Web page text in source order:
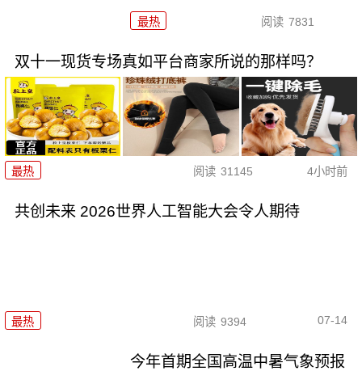
最热 阅读 7831
双十一现货专场真如平台商家所说的那样吗？
最热 阅读 31145 4小时前
共创未来 2026世界人工智能大会令人期待
最热 阅读 9394 07-14
今年首期全国高温中暑气象预报